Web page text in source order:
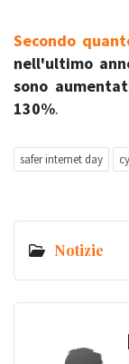
Secondo
nell'ultimo
sono
130%.
safer internet day
Notizie